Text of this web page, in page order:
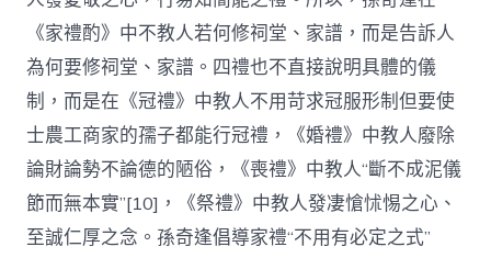
《家禮酌》中不教人若何修祠堂、家譜，而是告訴人
為何要修祠堂、家譜。四禮也不直接說明具體的儀
制，而是在《冠禮》中教人不用苛求冠服形制但要使
士農工商家的孺子都能行冠禮，《婚禮》中教人廢除
論財論勢不論德的陋俗，《喪禮》中教人“斷不成泥儀
節而無本實”[10]，《祭禮》中教人發凄愴怵惕之心、
至誠仁厚之念。孫奇逢倡導家禮“不用有必定之式”